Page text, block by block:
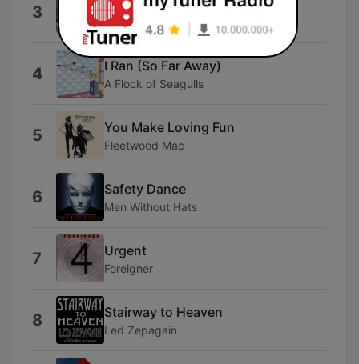
3 Mrs. Robinson
Simon & Garfunkel
4 I Ran (So Far Away)
A Flock of Seagulls
5 You Make Loving Fun
Fleetwood Mac
6 Safety Dance
Men Without Hats
7 Urgent
Foreigner
8 Stairway to Heaven
Led Zepagain